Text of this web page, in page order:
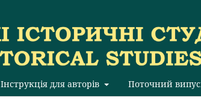
Інструкція для авторів Поточний